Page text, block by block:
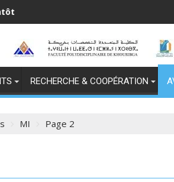
RECHERCHE & COOPÉRATION
MI Page 2